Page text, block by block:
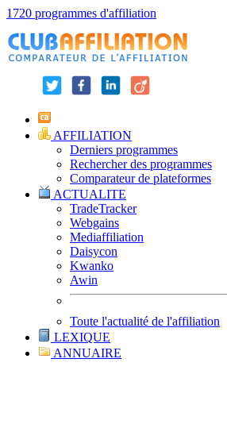
1720 programmes d'affiliation
AFFILIATION
Derniers programmes
Rechercher des programmes
Comparateur de plateformes
ACTUALITE
TradeTracker
Webgains
Mediaffiliation
Daisycon
Kwanko
Awin
Toute l'actualité de l'affiliation
LEXIQUE
ANNUAIRE